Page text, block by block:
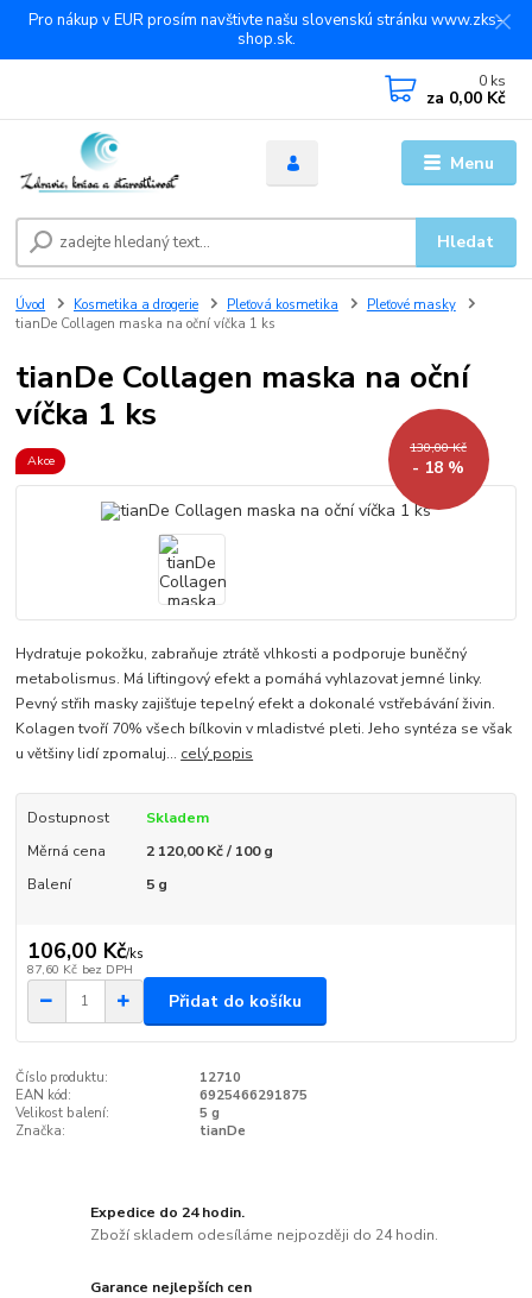
Pro nákup v EUR prosím navštivte našu slovenskú stránku www.zks-
shop.sk.
Menu
Hledat
0 ks
za 0,00 Kč
Úvod Kosmetika a drogerie Pleťová kosmetika
Pleťové masky
tianDe Collagen maska na oční víčka 1 ks
tianDe Collagen maska na oční
víčka 1 ks
Akce
130,00 Kč
- 18 %
Hydratuje pokožku, zabraňuje ztrátě vlhkosti a podporuje buněčný
metabolismus. Má liftingový efekt a pomáhá vyhlazovat jemné linky.
Pevný střih masky zajišťuje tepelný efekt a dokonalé vstřebávání živin.
Kolagen tvoří 70% všech bílkovin v mladistvé pleti. Jeho syntéza se však
u většiny lidí zpomaluj... celý popis
Dostupnost
Skladem
Měrná cena
2 120,00 Kč / 100 g
Balení
5 g
106,00 Kč/ks
87,60 Kč bez DPH
Přidat do košíku
Číslo produktu:
12710
EAN kód:
6925466291875
Velikost balení:
5 g
Značka:
tianDe
Expedice do 24 hodin.
Zboží skladem odesíláme nejpozději do 24 hodin.
Garance nejlepších cen